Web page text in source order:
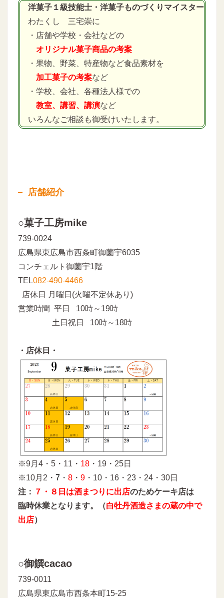
洋菓子１級技能士・洋菓子ものづくりマイスター
わたくし 三宅崇に
・店舗や学校・会社などの
オリジナル菓子商品の考案
・果物、野菜、特産物など食品素材を
加工菓子の考案など
・学校、会社、各種法人様での
教室、講習、講演など
いろんなご相談も御受けいたします。
店舗紹介
○菓子工房mike
739-0024
広島県東広島市西条町御薗宇6035
コンチェルト御薗宇1階
TEL082-490-4466
店休日 月曜日(火曜不定休あり)
営業時間 平日 10時～19時
土日祝日 10時～18時
・店休日・
※9月4・5・11・ 18 ・19・25日
※10月2・ 7 ・ 8 ・ 9 ・10・16・23・24・30日
注： ７・８日は酒まつりに出店のためケーキ店は
臨時休業となります。（白牡丹酒造さまの蔵の中で
出店）
○御饌cacao
739-0011
広島県東広島市西条本町15-25